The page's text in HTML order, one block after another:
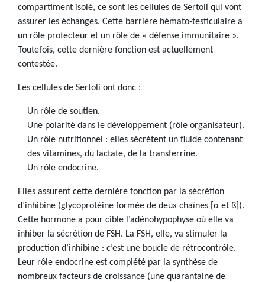
compartiment isolé, ce sont les cellules de Sertoli qui vont
assurer les échanges. Cette barrière hémato-testiculaire a
un rôle protecteur et un rôle de « défense immunitaire ».
Toutefois, cette dernière fonction est actuellement
contestée.
Les cellules de Sertoli ont donc :
Un rôle de soutien.
Une polarité dans le développement (rôle organisateur).
Un rôle nutritionnel : elles sécrètent un fluide contenant
des vitamines, du lactate, de la transferrine.
Un rôle endocrine.
Elles assurent cette dernière fonction par la sécrétion
d’inhibine (glycoprotéine formée de deux chaînes [α et ß]).
Cette hormone a pour cible l’adénohypophyse où elle va
inhiber la sécrétion de FSH. La FSH, elle, va stimuler la
production d’inhibine : c’est une boucle de rétrocontrôle.
Leur rôle endocrine est complété par la synthèse de
nombreux facteurs de croissance (une quarantaine de